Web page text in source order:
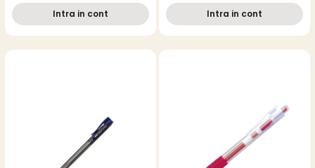
ergonomic
Intra in cont Intra in cont